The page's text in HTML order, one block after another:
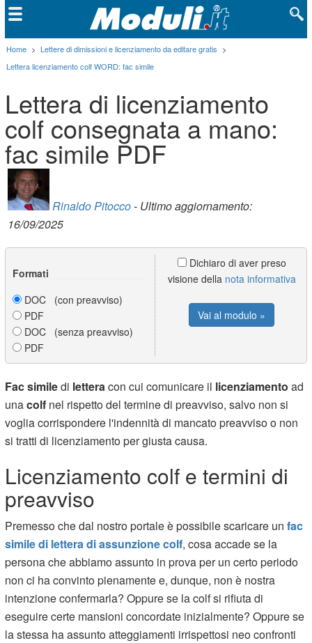
Home > Lettere di dimissioni e licenziamento da editare gratis >
Lettera licenziamento colf WORD: fac simile
Lettera di licenziamento
colf consegnata a mano:
fac simile PDF
Rinaldo Pitocco- Ultimo aggiornamento:
16/09/2025
Formati
DOC (con preavviso)
PDF
DOC (senza preavviso)
PDF
Dichiaro di aver preso
visione della nota informativa
Vai al modulo »
Fac similedi letteracon cui comunicare il licenziamentoad
unacolf nel rispetto del termine di preavviso, salvo non si
voglia corrispondere l'indennità di mancato preavviso o non
si tratti di licenziamento per giusta causa.
Licenziamento colf e termini di
preavviso
Premesso che dal nostro portale è possibile scaricare unfac
simile di lettera di assunzione colf, cosa accade se la
persona che abbiamo assunto in prova per un certo periodo
non ci ha convinto pienamente e, dunque, non è nostra
intenzione confermarla? Oppure se la colf si rifiuta di
eseguire certe mansioni concordate inizialmente? Oppure se
la stessa ha assunto atteggiamenti irrispettosi neo confronti